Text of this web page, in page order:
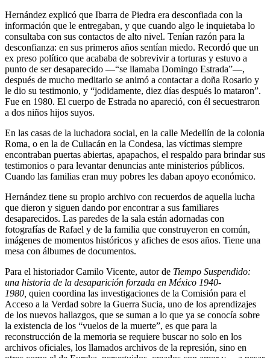
Hernández explicó que Ibarra de Piedra era desconfiada con la
información que le entregaban, y que cuando algo le inquietaba lo
consultaba con sus contactos de alto nivel. Tenían razón para la
desconfianza: en sus primeros años sentían miedo. Recordó que un
ex preso político que acababa de sobrevivir a torturas y estuvo a
punto de ser desaparecido —“se llamaba Domingo Estrada”—,
después de mucho meditarlo se animó a contactar a doña Rosario y
le dio su testimonio, y “jodidamente, diez días después lo mataron”.
Fue en 1980. El cuerpo de Estrada no apareció, con él secuestraron
a dos niños hijos suyos.
En las casas de la luchadora social, en la calle Medellín de la colonia
Roma, o en la de Culiacán en la Condesa, las víctimas siempre
encontraban puertas abiertas, apapachos, el respaldo para brindar sus
testimonios o para levantar denuncias ante ministerios públicos.
Cuando las familias eran muy pobres les daban apoyo económico.
Hernández tiene su propio archivo con recuerdos de aquella lucha
que dieron y siguen dando por encontrar a sus familiares
desaparecidos. Las paredes de la sala están adornadas con
fotografías de Rafael y de la familia que construyeron en común,
imágenes de momentos históricos y afiches de esos años. Tiene una
mesa con álbumes de documentos.
Para el historiador Camilo Vicente, autor de Tiempo Suspendido:
una historia de la desaparición forzada en México 1940-
1980, quien coordina las investigaciones de la Comisión para el
Acceso a la Verdad sobre la Guerra Sucia, uno de los aprendizajes
de los nuevos hallazgos, que se suman a lo que ya se conocía sobre
la existencia de los “vuelos de la muerte”, es que para la
reconstrucción de la memoria se requiere buscar no solo en los
archivos oficiales, los llamados archivos de la represión, sino en